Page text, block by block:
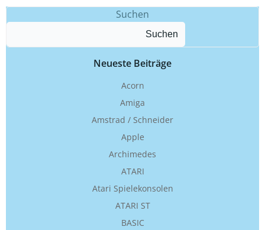
Suchen
Suchen
Neueste Beiträge
Acorn
Amiga
Amstrad / Schneider
Apple
Archimedes
ATARI
Atari Spielekonsolen
ATARI ST
BASIC